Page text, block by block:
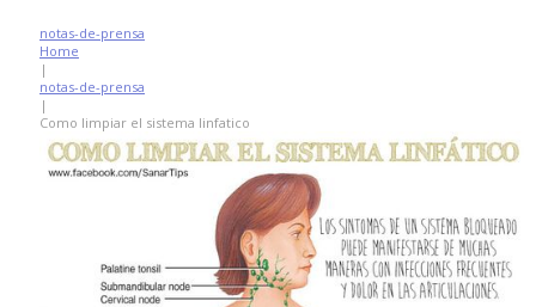
notas-de-prensa
Home
|
notas-de-prensa
|
Como limpiar el sistema linfatico